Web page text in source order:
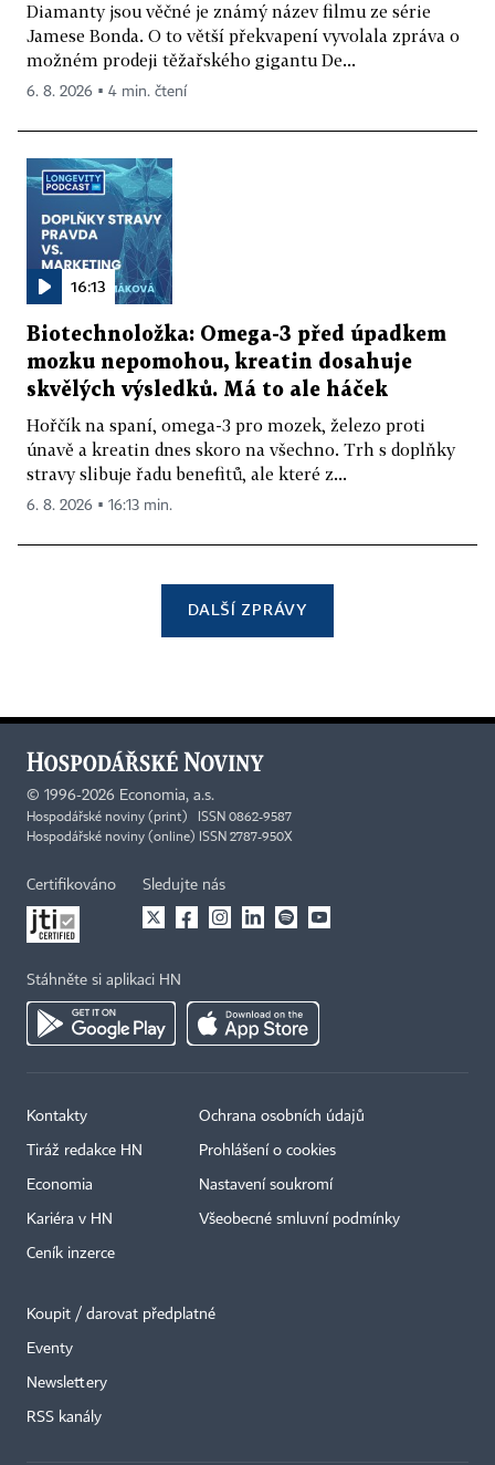
Diamanty jsou věčné je známý název filmu ze série
Jamese Bonda. O to větší překvapení vyvolala zpráva o
možném prodeji těžařského gigantu De...
6. 8. 2026 ▪ 4 min. čtení
16:13
Biotechnoložka: Omega-3 před úpadkem
mozku nepomohou, kreatin dosahuje
skvělých výsledků. Má to ale háček
Hořčík na spaní, omega-3 pro mozek, železo proti
únavě a kreatin dnes skoro na všechno. Trh s doplňky
stravy slibuje řadu benefitů, ale které z...
6. 8. 2026 ▪ 16:13 min.
DALŠÍ ZPRÁVY
© 1996-2026 Economia, a.s.
Hospodářské noviny (print) ISSN 0862-9587
Hospodářské noviny (online) ISSN 2787-950X
Certifikováno Sledujte nás
Stáhněte si aplikaci HN
Kontakty
Tiráž redakce HN
Economia
Kariéra v HN
Ceník inzerce
Ochrana osobních údajů
Prohlášení o cookies
Nastavení soukromí
Všeobecné smluvní podmínky
Koupit / darovat předplatné
Eventy
Newslettery
RSS kanály